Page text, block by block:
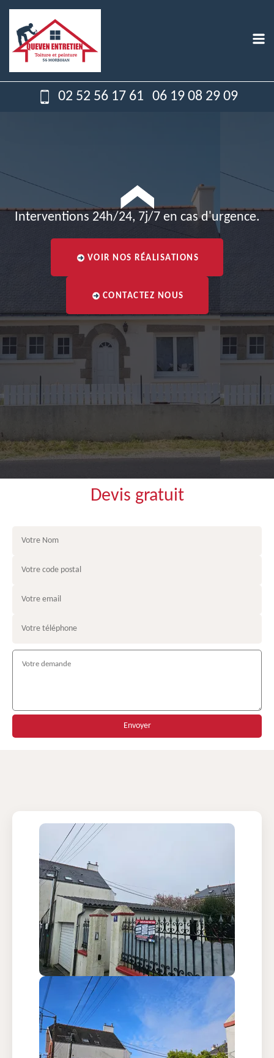
02 52 56 17 61 06 19 08 29 09
Interventions 24h/24, 7j/7 en cas d'urgence.
VOIR NOS RÉALISATIONS
CONTACTEZ NOUS
Devis gratuit